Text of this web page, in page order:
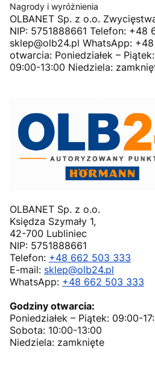
Nagrody i wyróżnienia
OLBANET Sp. z o.o.
NIP: 5751888661 Telefon: +48
sklep@olb24.pl WhatsApp:
otwarcia: Poniedziałek –
09:00-13:00 Niedziela:
OLBANET Sp. z o.o.
Księdza Szymały 1,
42-700 Lubliniec
NIP: 5751888661
Telefon: +48 662 503 333
E-mail: sklep@olb24.pl
WhatsApp: +48 662 503 333
Godziny otwarcia:
Poniedziałek – Piątek: 09:00-
Sobota: 10:00-13:00
Niedziela: zamknięte